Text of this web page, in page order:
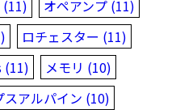
(11)
オペアンプ (11)
ロチェスター (11)
(11)
メモリ (10)
スアルパイン (10)